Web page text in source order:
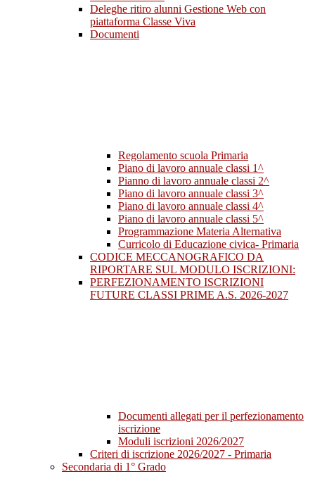
Deleghe ritiro alunni Gestione Web con
piattaforma Classe Viva
Documenti
Regolamento scuola Primaria
Piano di lavoro annuale classi 1^
Pianno di lavoro annuale classi 2^
Piano di lavoro annuale classi 3^
Piano di lavoro annuale classi 4^
Piano di lavoro annuale classi 5^
Programmazione Materia Alternativa
Curricolo di Educazione civica- Primaria
CODICE MECCANOGRAFICO DA
RIPORTARE SUL MODULO ISCRIZIONI:
PERFEZIONAMENTO ISCRIZIONI
FUTURE CLASSI PRIME A.S. 2026-2027
Documenti allegati per il perfezionamento
iscrizione
Moduli iscrizioni 2026/2027
Criteri di iscrizione 2026/2027 - Primaria
Secondaria di 1° Grado